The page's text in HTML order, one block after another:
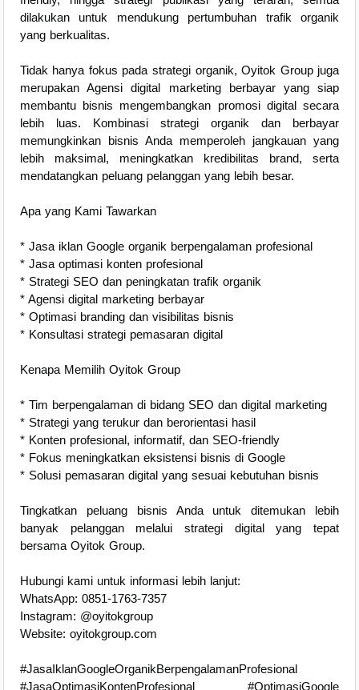
dilakukan untuk mendukung pertumbuhan trafik organik
yang berkualitas.
Tidak hanya fokus pada strategi organik, Oyitok Group juga
merupakan Agensi digital marketing berbayar yang siap
membantu bisnis mengembangkan promosi digital secara
lebih luas. Kombinasi strategi organik dan berbayar
memungkinkan bisnis Anda memperoleh jangkauan yang
lebih maksimal, meningkatkan kredibilitas brand, serta
mendatangkan peluang pelanggan yang lebih besar.
Apa yang Kami Tawarkan
* Jasa iklan Google organik berpengalaman profesional
* Jasa optimasi konten profesional
* Strategi SEO dan peningkatan trafik organik
* Agensi digital marketing berbayar
* Optimasi branding dan visibilitas bisnis
* Konsultasi strategi pemasaran digital
Kenapa Memilih Oyitok Group
* Tim berpengalaman di bidang SEO dan digital marketing
* Strategi yang terukur dan berorientasi hasil
* Konten profesional, informatif, dan SEO-friendly
* Fokus meningkatkan eksistensi bisnis di Google
* Solusi pemasaran digital yang sesuai kebutuhan bisnis
Tingkatkan peluang bisnis Anda untuk ditemukan lebih
banyak pelanggan melalui strategi digital yang tepat
bersama Oyitok Group.
Hubungi kami untuk informasi lebih lanjut:
WhatsApp: 0851-1763-7357
Instagram: @oyitokgroup
Website: oyitokgroup.com
#JasaIklanGoogleOrganikBerpengalamanProfesional
#JasaOptimasiKontenProfesional #OptimasiGoogle